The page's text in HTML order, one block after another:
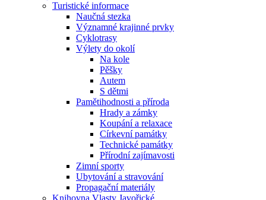
Turistické informace
Naučná stezka
Významné krajinné prvky
Cyklotrasy
Výlety do okolí
Na kole
Pěšky
Autem
S dětmi
Pamětihodnosti a příroda
Hrady a zámky
Koupání a relaxace
Církevní památky
Technické památky
Přírodní zajímavosti
Zimní sporty
Ubytování a stravování
Propagační materiály
Knihovna Vlasty Javořické